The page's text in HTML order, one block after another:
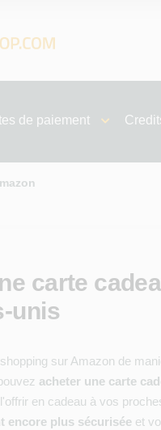
de paiement
carte
unis
sur Amazon de
acheter une carte
en cadeau à vos
encore plus sécuriséeet